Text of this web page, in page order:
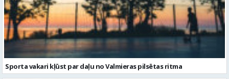
Sporta vakari kļūst par daļu no Valmieras pilsētas ritma